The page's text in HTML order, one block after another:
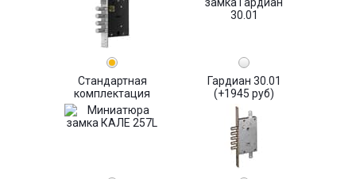
Стандартная
комплектация
Гардиан 30.01
(+1945 руб)